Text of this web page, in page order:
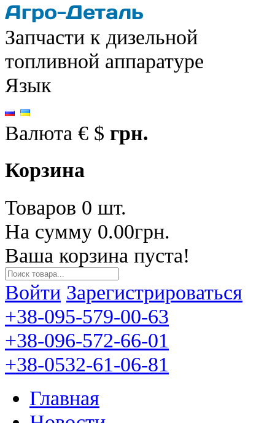
Запчасти к дизельной
топливной аппаратуре
Язык
Валюта € $ грн.
Корзина
Товаров 0 шт.
На сумму 0.00грн.
Ваша корзина пуста!
Войти Зарегистрироваться
+38-095-579-00-63
+38-096-572-66-01
+38-0532-61-06-81
Главная